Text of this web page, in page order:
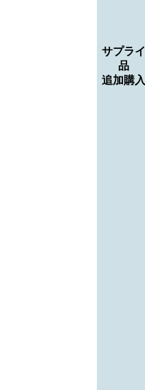
サプライ
品
追加購入